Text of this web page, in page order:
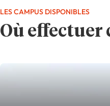
Où effectuer
LES CAMPUS DISPONIBLES